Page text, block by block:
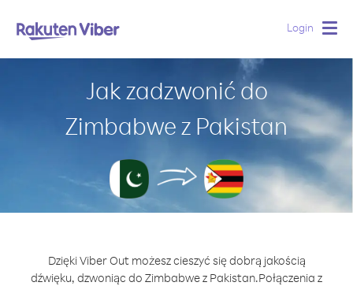
Login
Jak zadzwonić do
Zimbabwe z Pakistan
Dzięki Viber Out możesz cieszyć się dobrą jakością
dźwięku, dzwoniąc do Zimbabwe z Pakistan.Połączenia z